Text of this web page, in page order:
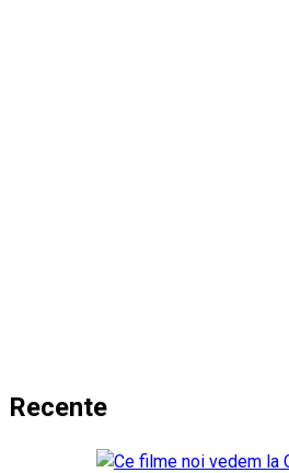
Recente